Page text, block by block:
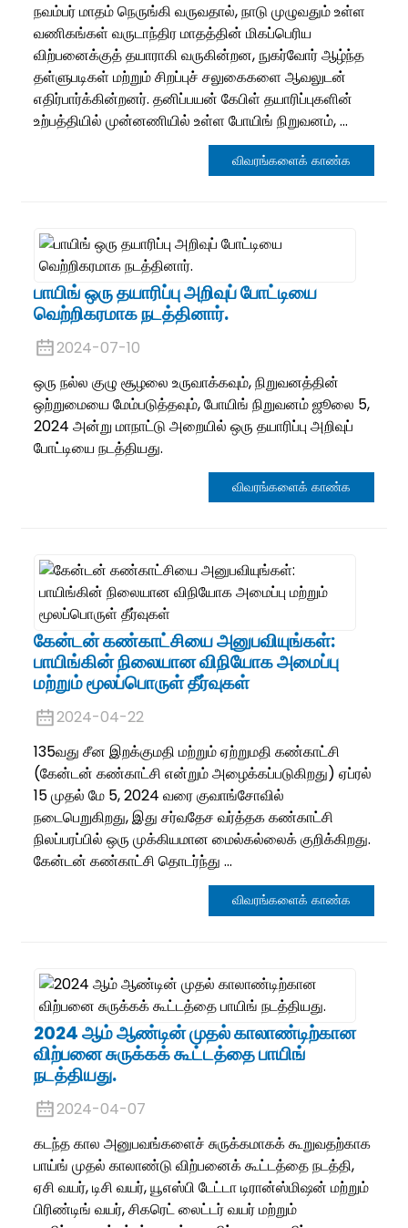
நவம்பர் மாதம் நெருங்கி வருவதால், நாடு முழுவதும் உள்ள
வணிகங்கள் வருடாந்திர மாதத்தின் மிகப்பெரிய
விற்பனைக்குத் தயாராகி வருகின்றன, நுகர்வோர் ஆழ்ந்த
தள்ளுபடிகள் மற்றும் சிறப்புச் சலுகைகளை ஆவலுடன்
எதிர்பார்க்கின்றனர். தனிப்பயன் கேபிள் தயாரிப்புகளின்
உற்பத்தியில் முன்னணியில் உள்ள போயிங் நிறுவனம், ...
விவரங்களைக் காண்க
பாயிங் ஒரு தயாரிப்பு அறிவுப் போட்டியை
வெற்றிகரமாக நடத்தினார்.
2024-07-10
ஒரு நல்ல குழு சூழலை உருவாக்கவும், நிறுவனத்தின்
ஒற்றுமையை மேம்படுத்தவும், போயிங் நிறுவனம் ஜூலை 5,
2024 அன்று மாநாட்டு அறையில் ஒரு தயாரிப்பு அறிவுப்
போட்டியை நடத்தியது.
விவரங்களைக் காண்க
கேன்டன் கண்காட்சியை அனுபவியுங்கள்:
பாயிங்கின் நிலையான விநியோக அமைப்பு
மற்றும் மூலப்பொருள் தீர்வுகள்
2024-04-22
135வது சீன இறக்குமதி மற்றும் ஏற்றுமதி கண்காட்சி
(கேன்டன் கண்காட்சி என்றும் அழைக்கப்படுகிறது) ஏப்ரல்
15 முதல் மே 5, 2024 வரை குவாங்சோவில்
நடைபெறுகிறது, இது சர்வதேச வர்த்தக கண்காட்சி
நிலப்பரப்பில் ஒரு முக்கியமான மைல்கல்லைக் குறிக்கிறது.
கேன்டன் கண்காட்சி தொடர்ந்து ...
விவரங்களைக் காண்க
2024 ஆம் ஆண்டின் முதல் காலாண்டிற்கான
விற்பனை சுருக்கக் கூட்டத்தை பாயிங்
நடத்தியது.
2024-04-07
கடந்த கால அனுபவங்களைச் சுருக்கமாகக் கூறுவதற்காக
பாய்ங் முதல் காலாண்டு விற்பனைக் கூட்டத்தை நடத்தி,
ஏசி வயர், டிசி வயர், யூஎஸ்பி டேட்டா டிரான்ஸ்மிஷன் மற்றும்
பிரிண்டிங் வயர், சிகரெட் லைட்டர் வயர் மற்றும்